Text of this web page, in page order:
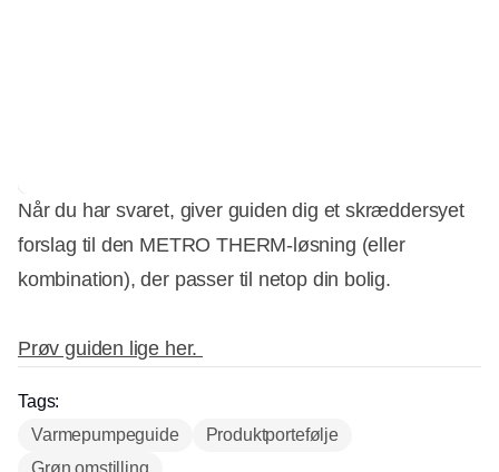
Når du har svaret, giver guiden dig et skræddersyet
forslag til den METRO THERM-løsning (eller
kombination), der passer til netop din bolig.
Prøv guiden lige her.
Tags:
Varmepumpeguide
Produktportefølje